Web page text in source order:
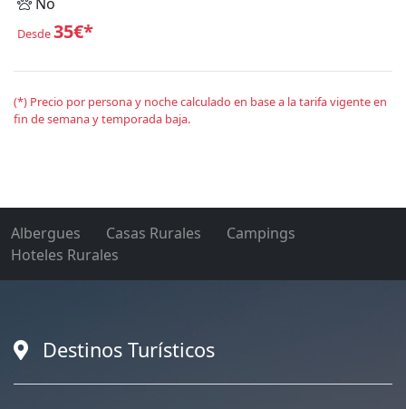
Desde35€*
(*) Precio por persona y noche calculado en base a la tarifa vigente en
fin de semana y temporada baja.
Albergues Casas Rurales
Campings
Hoteles Rurales
Destinos Turísticos